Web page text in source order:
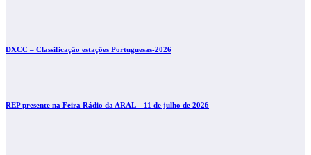
DXCC – Classificação estações Portuguesas-2026
REP presente na Feira Rádio da ARAL – 11 de julho de 2026